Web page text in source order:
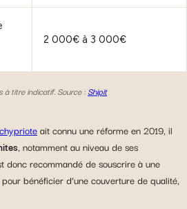
2 000€ à 3 000€
à titre indicatif. Source : Shipit
ait connu une réforme en 2019, il
, notamment au niveau de ses
donc recommandé de souscrire à une
pour bénéficier d’une couverture de qualité,